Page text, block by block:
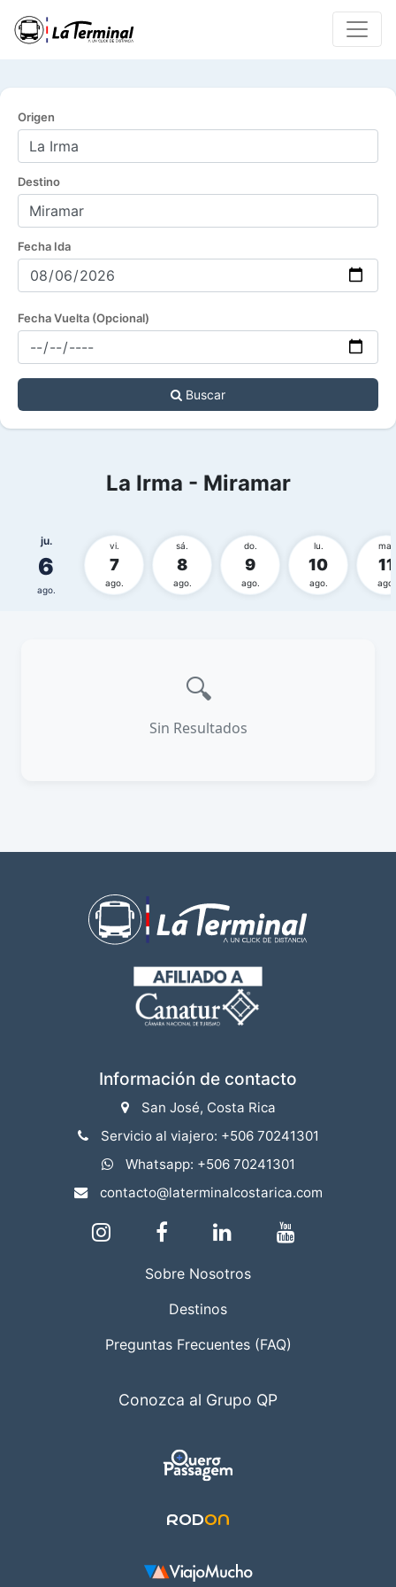
Origen
Destino
Fecha Ida
Fecha Vuelta (Opcional)
Buscar
La Irma - Miramar
ju.
6
ago.
vi.
7
ago.
sá.
8
ago.
do.
9
ago.
lu.
10
ago.
ma.
11
ago.
🔍
Sin Resultados
Información de contacto
San José, Costa Rica
Servicio al viajero: +506 70241301
Whatsapp: +506 70241301
contacto@laterminalcostarica.com
Sobre Nosotros
Destinos
Preguntas Frecuentes (FAQ)
Conozca al Grupo QP